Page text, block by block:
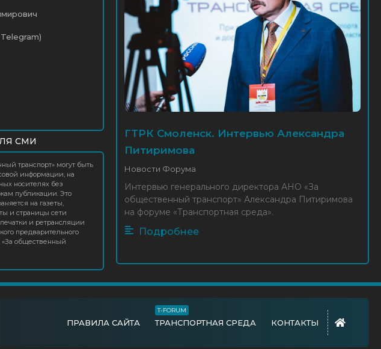
транспортное сообщение.
Комментарий Александра
Питиримова и Ильи Зотова для МК
21 Окт 2025 Новости отрасли
Почему в Самаре так часто горят
автобусы и что с этим делать.
Комментарий Александра
Питиримова самарским СМИ
10 Окт 2025 Новости организации
состоится в Смоленске
предлагает наделить УВО ВНГ России
21 Май 2025 Новости организации
Смолянам представили 80 единиц
различной транспортной техники
СМИ
транспорт» могут быть
информации, на
носителях без
публикации. Это
на газеты,
и страницы сети
и ретрансляции
предварительного
«За общественный
ГТРК Смоленск. Интервью Александра
Питиримова
Новости Форума
Интервью генерального директора АНО «За
общественный транспорт» Александра Питиримова
на форуме «Транспортная среда».
Подробнее
ПРАВИЛА САЙТА ТРАНСПОРТНАЯ СРЕДА
T-FORUM
КОНТАКТЫ